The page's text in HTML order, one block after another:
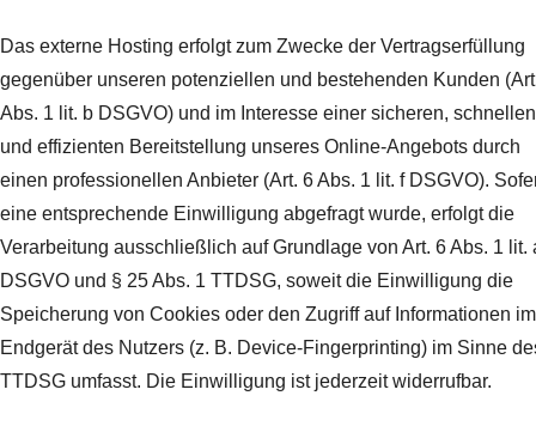
Das externe Hosting erfolgt zum Zwecke der Vertragserfüllung
gegenüber unseren potenziellen und bestehenden Kunden
Abs. 1 lit. b DSGVO) und im Interesse einer sicheren, schnellen
und effizienten Bereitstellung unseres Online-Angebots durch
einen professionellen Anbieter (Art. 6 Abs. 1 lit. f DSGVO).
eine entsprechende Einwilligung abgefragt wurde, erfolgt die
Verarbeitung ausschließlich auf Grundlage von Art. 6 Abs. 1 lit.
DSGVO und § 25 Abs. 1 TTDSG, soweit die Einwilligung die
Speicherung von Cookies oder den Zugriff auf Informationen im
Endgerät des Nutzers (z. B. Device-Fingerprinting) im Sinne
TTDSG umfasst. Die Einwilligung ist jederzeit widerrufbar.